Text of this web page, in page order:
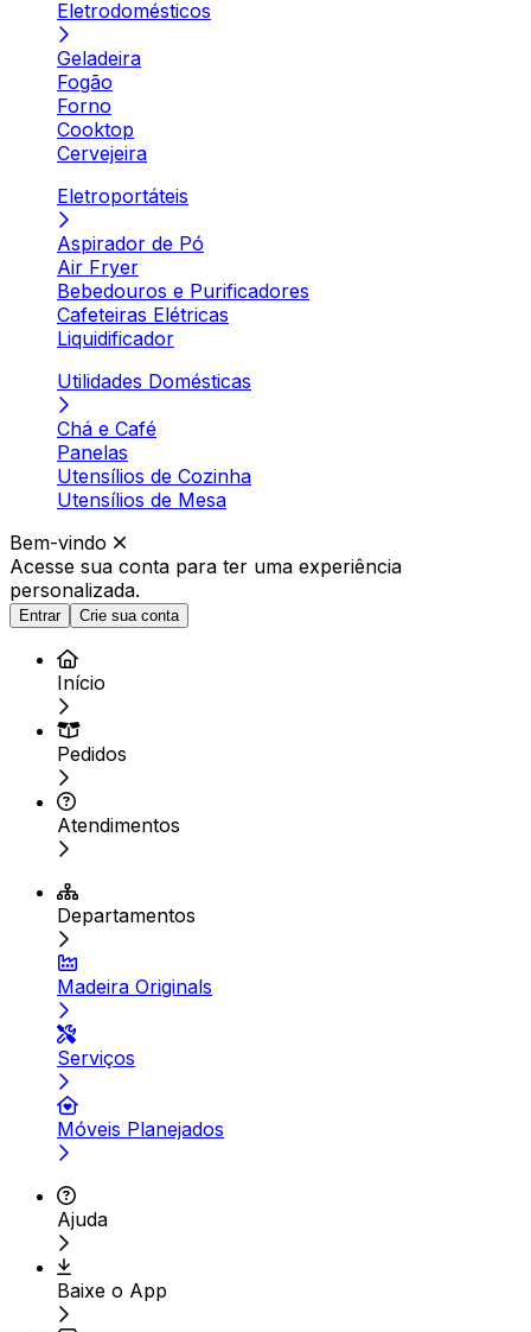
Eletrodomésticos
Geladeira
Fogão
Forno
Cooktop
Cervejeira
Eletroportáteis
Aspirador de Pó
Air Fryer
Bebedouros e Purificadores
Cafeteiras Elétricas
Liquidificador
Utilidades Domésticas
Chá e Café
Panelas
Utensílios de Cozinha
Utensílios de Mesa
Bem-vindo
Acesse sua conta para ter uma experiência
personalizada.
Entrar Crie sua conta
Início
Pedidos
Atendimentos
Departamentos
Madeira Originals
Serviços
Móveis Planejados
Ajuda
Baixe o App